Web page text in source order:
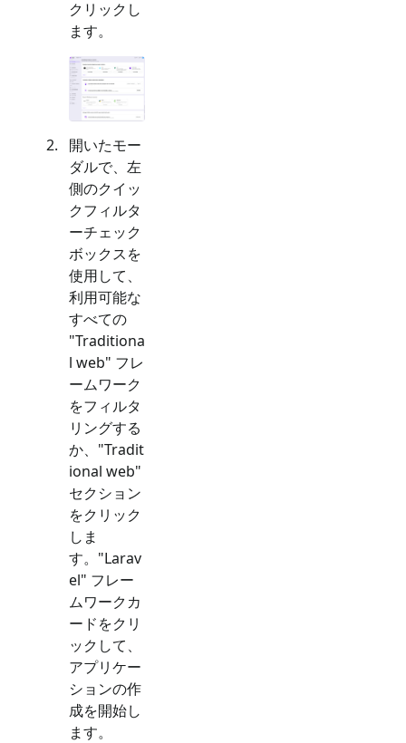
クリックし
ます。
開いたモー
ダルで、左
側のクイッ
クフィルタ
ーチェック
ボックスを
使用して、
利用可能な
すべての
"Traditiona
l web" フレ
ームワーク
をフィルタ
リングする
か、"Tradit
ional web"
セクション
をクリック
しま
す。"Larav
el" フレー
ムワークカ
ードをクリ
ックして、
アプリケー
ションの作
成を開始し
ます。